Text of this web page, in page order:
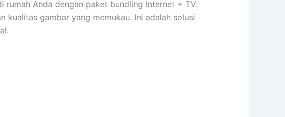
Anda dengan paket bundling Internet + TV.
kualitas gambar yang memukau. Ini adalah solusi